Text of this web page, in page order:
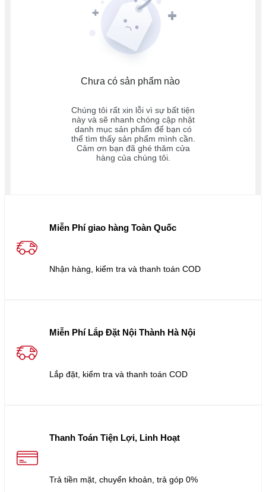
Chưa có sản phẩm nào
Chúng tôi rất xin lỗi vì sự bất tiện
này và sẽ nhanh chóng cập nhật
danh mục sản phẩm để bạn có
thể tìm thấy sản phẩm mình cần.
Cảm ơn bạn đã ghé thăm cửa
hàng của chúng tôi.
Miễn Phí giao hàng Toàn Quốc
Nhận hàng, kiểm tra và thanh toán COD
Miễn Phí Lắp Đặt Nội Thành Hà Nội
Lắp đặt, kiểm tra và thanh toán COD
Thanh Toán Tiện Lợi, Linh Hoạt
Trả tiền mặt, chuyển khoản, trả góp 0%